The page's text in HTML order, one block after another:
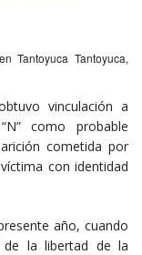
Tantoyuca Tantoyuca,
vinculación a
como probable
cometida por
con identidad
año, cuando
de la libertad de la